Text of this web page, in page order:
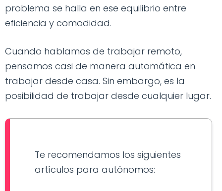
problema se halla en ese equilibrio entre
eficiencia y comodidad.
Cuando hablamos de trabajar remoto,
pensamos casi de manera automática en
trabajar desde casa. Sin embargo, es la
posibilidad de trabajar desde cualquier lugar.
Te recomendamos los siguientes
artículos para autónomos: